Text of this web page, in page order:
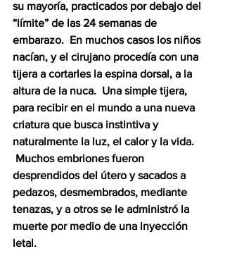
su mayoría, practicados por debajo del
“límite” de las 24 semanas de
embarazo.  En muchos casos los niños
nacían, y el cirujano procedía con una
tijera a cortarles la espina dorsal, a la
altura de la nuca.  Una simple tijera,
para recibir en el mundo a una nueva
criatura que busca instintiva y
naturalmente la luz, el calor y la vida.
Muchos embriones fueron
desprendidos del útero y sacados a
pedazos, desmembrados, mediante
tenazas, y a otros se le administró la
muerte por medio de una inyección
letal.